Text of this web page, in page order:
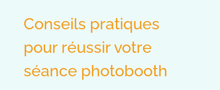
Conseils pratiques
pour réussir votre
séance photobooth